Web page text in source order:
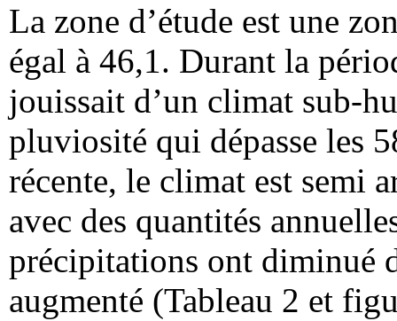
La zone d’étude est une
égal à 46,1. Durant la
jouissait d’un climat sub-
pluviosité qui dépasse les
récente, le climat est semi
avec des quantités
précipitations ont diminué
augmenté (Tableau 2 et